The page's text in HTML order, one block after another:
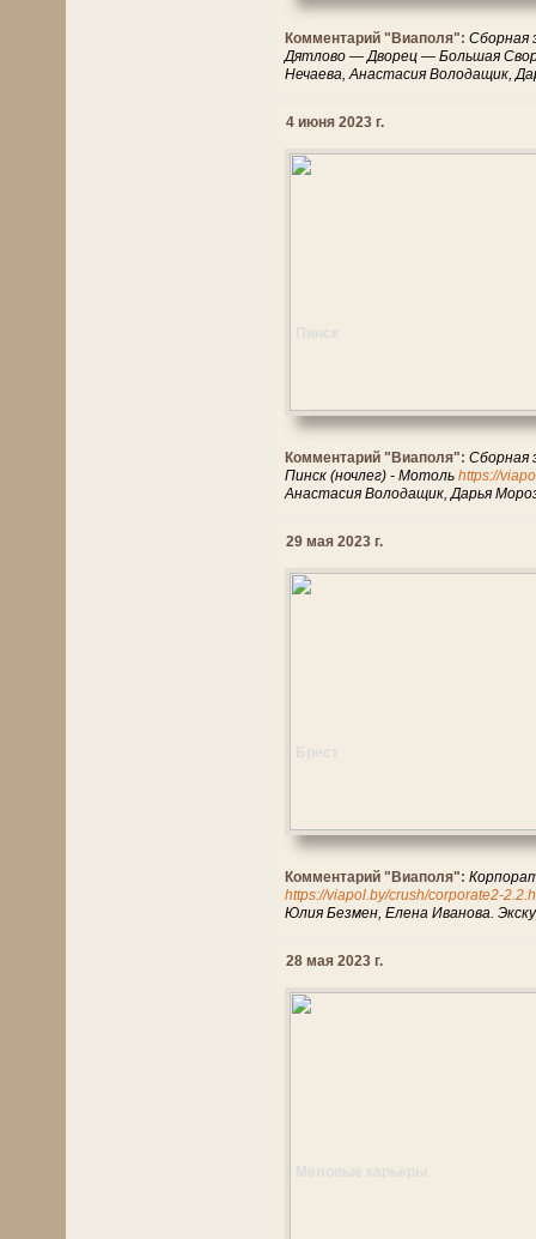
Комментарий "Виаполя": Сборная
Дятлово — Дворец — Большая
Нечаева, Анастасия Володащик,
4 июня 2023 г.
Комментарий "Виаполя": Сборная
Пинск (ночлег) - Мотоль https://
Анастасия Володащик, Дарья
29 мая 2023 г.
Комментарий "Виаполя":
https://viapol.by/crush/corporate2-
Юлия Безмен, Елена Иванова.
28 мая 2023 г.